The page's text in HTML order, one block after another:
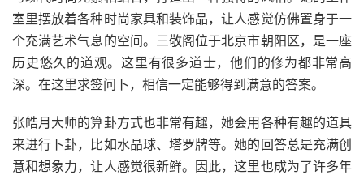
室里摆放着各种时尚家具和装饰品，让人感觉仿佛置身于一
个充满艺术气息的空间。三敬阁位于北京市朝阳区，是一座
历史悠久的道观。这里有很多道士，他们的修为都非常高
深。在这里求签问卜，相信一定能够得到满意的答案。
张皓月大师的算卦方式也非常有趣，她会用各种有趣的道具
来进行卜卦，比如水晶球、塔罗牌等。她的回答总是充满创
意和想象力，让人感觉很新鲜。因此，这里也成为了许多年